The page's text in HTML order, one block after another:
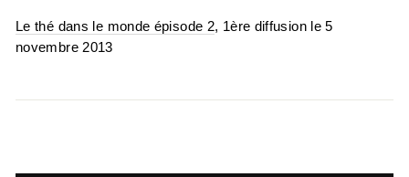
Le thé dans le monde épisode 2, 1ère diffusion le 5
novembre 2013